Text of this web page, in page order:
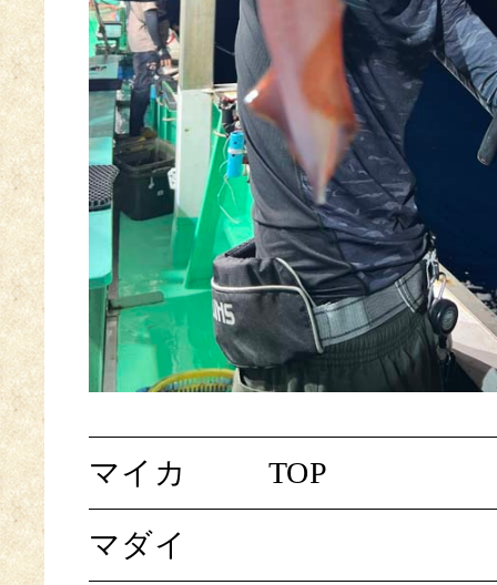
マイカ TOP
マダイ